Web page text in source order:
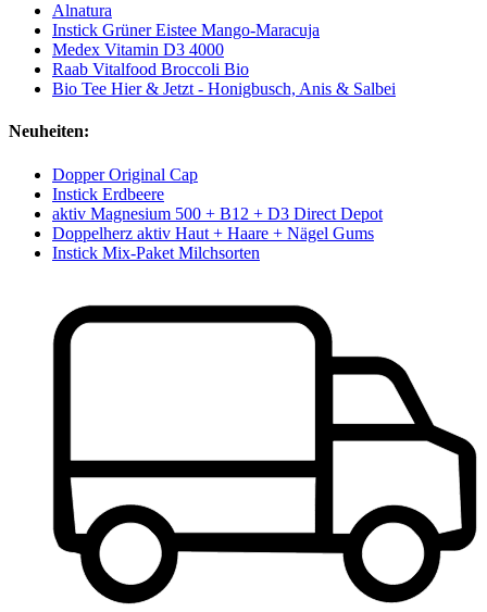
Alnatura
Instick Grüner Eistee Mango-Maracuja
Medex Vitamin D3 4000
Raab Vitalfood Broccoli Bio
Bio Tee Hier & Jetzt - Honigbusch, Anis & Salbei
Neuheiten:
Dopper Original Cap
Instick Erdbeere
aktiv Magnesium 500 + B12 + D3 Direct Depot
Doppelherz aktiv Haut + Haare + Nägel Gums
Instick Mix-Paket Milchsorten